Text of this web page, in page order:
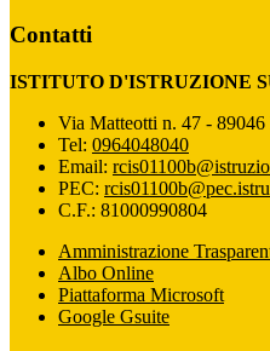
Contatti
ISTITUTO D'ISTRUZIONE
Via Matteotti n. 47 -
Tel: 0964048040
Email:
PEC:
C.F.: 81000990804
Amministrazione
Albo Online
Piattaforma Microsoft
Google Gsuite